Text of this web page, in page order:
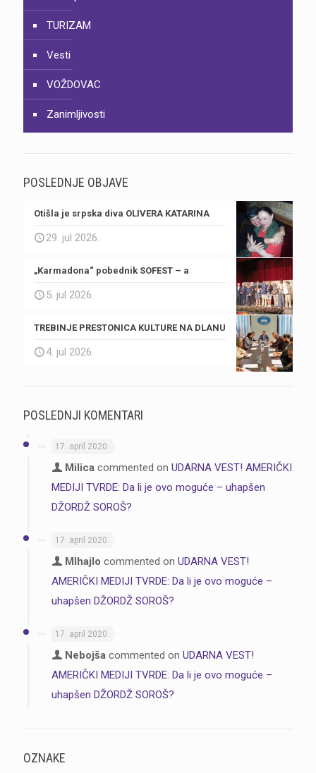
TURIZAM
Vesti
VOŽDOVAC
Zanimljivosti
POSLEDNJE OBJAVE
Otišla je srpska diva OLIVERA KATARINA
29. jul 2026.
„Karmadona“ pobednik SOFEST – a
5. jul 2026.
TREBINJE PRESTONICA KULTURE NA DLANU
4. jul 2026.
POSLEDNJI KOMENTARI
17. april 2020.
Milica commented on UDARNA VEST! AMERIČKI
MEDIJI TVRDE: Da li je ovo moguće – uhapšen
DŽORDŽ SOROŠ?
17. april 2020.
MIhajlo commented on UDARNA VEST!
AMERIČKI MEDIJI TVRDE: Da li je ovo moguće –
uhapšen DŽORDŽ SOROŠ?
17. april 2020.
Nebojša commented on UDARNA VEST!
AMERIČKI MEDIJI TVRDE: Da li je ovo moguće –
uhapšen DŽORDŽ SOROŠ?
OZNAKE